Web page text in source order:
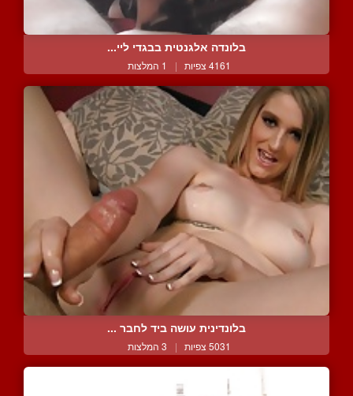
בלונדה אלגנטית בבגדי ליי...
4161 צפיות | 1 המלצות
בלונדינית עושה ביד לחבר ...
5031 צפיות | 3 המלצות